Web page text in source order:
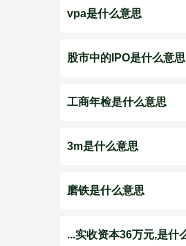
vpa是什么意思
股市中的IPO是什么意思
工商年检是什么意思
3m是什么意思
磨铁是什么意思
...实收资本36万元,是什